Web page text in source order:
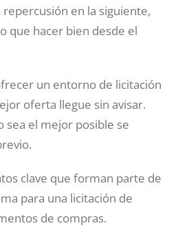
en la siguiente,
que hacer bien desde el
un entorno de licitación
oferta llegue sin avisar.
sea el mejor posible se
clave que forman parte de
para una licitación de
de compras.